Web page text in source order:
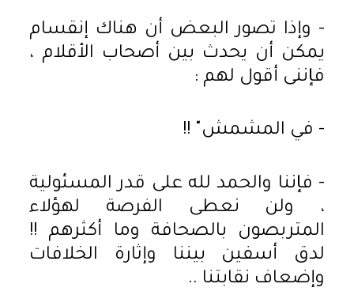
- وإذا تصور البعض أن هناك إنقسام
يمكن أن يحدث بين أصحاب الأقلام ،
فإننى أقول لهم :
- في المشمش" !!
- فإننا والحمد لله على قدر المسئولية
، ولن نعطى الفرصة لهؤلاء
المتربصون بالصحافة وما أكثرهم !!
لدق أسفين بيننا وإثارة الخلافات
وإضعاف نقابتنا ..